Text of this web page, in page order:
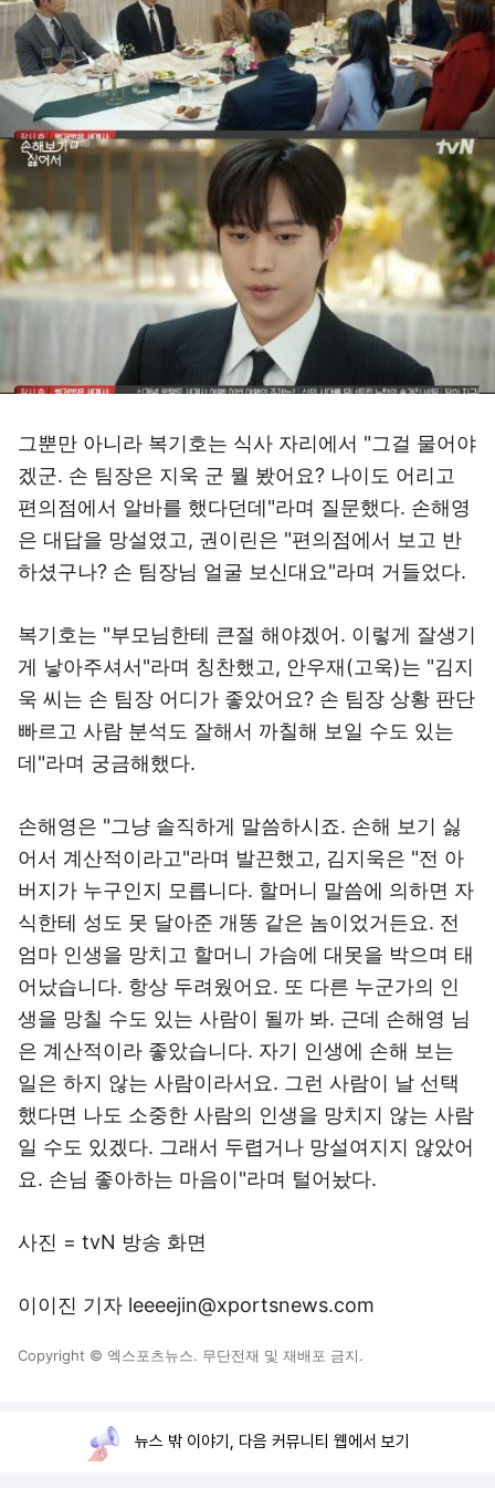
그뿐만 아니라 복기호는 식사 자리에서 "그걸 물어야
겠군. 손 팀장은 지욱 군 뭘 봤어요? 나이도 어리고
편의점에서 알바를 했다던데"라며 질문했다. 손해영
은 대답을 망설였고, 권이린은 "편의점에서 보고 반
하셨구나? 손 팀장님 얼굴 보신대요"라며 거들었다.
복기호는 "부모님한테 큰절 해야겠어. 이렇게 잘생기
게 낳아주셔서"라며 칭찬했고, 안우재(고욱)는 "김지
욱 씨는 손 팀장 어디가 좋았어요? 손 팀장 상황 판단
빠르고 사람 분석도 잘해서 까칠해 보일 수도 있는
데"라며 궁금해했다.
손해영은 "그냥 솔직하게 말씀하시죠. 손해 보기 싫
어서 계산적이라고"라며 발끈했고, 김지욱은 "전 아
버지가 누구인지 모릅니다. 할머니 말씀에 의하면 자
식한테 성도 못 달아준 개똥 같은 놈이었거든요. 전
엄마 인생을 망치고 할머니 가슴에 대못을 박으며 태
어났습니다. 항상 두려웠어요. 또 다른 누군가의 인
생을 망칠 수도 있는 사람이 될까 봐. 근데 손해영 님
은 계산적이라 좋았습니다. 자기 인생에 손해 보는
일은 하지 않는 사람이라서요. 그런 사람이 날 선택
했다면 나도 소중한 사람의 인생을 망치지 않는 사람
일 수도 있겠다. 그래서 두렵거나 망설여지지 않았어
요. 손님 좋아하는 마음이"라며 털어놨다.
사진 = tvN 방송 화면
이이진 기자 leeeejin@xportsnews.com
Copyright © 엑스포츠뉴스. 무단전재 및 재배포 금지.
뉴스 밖 이야기, 다음 커뮤니티 웹에서 보기